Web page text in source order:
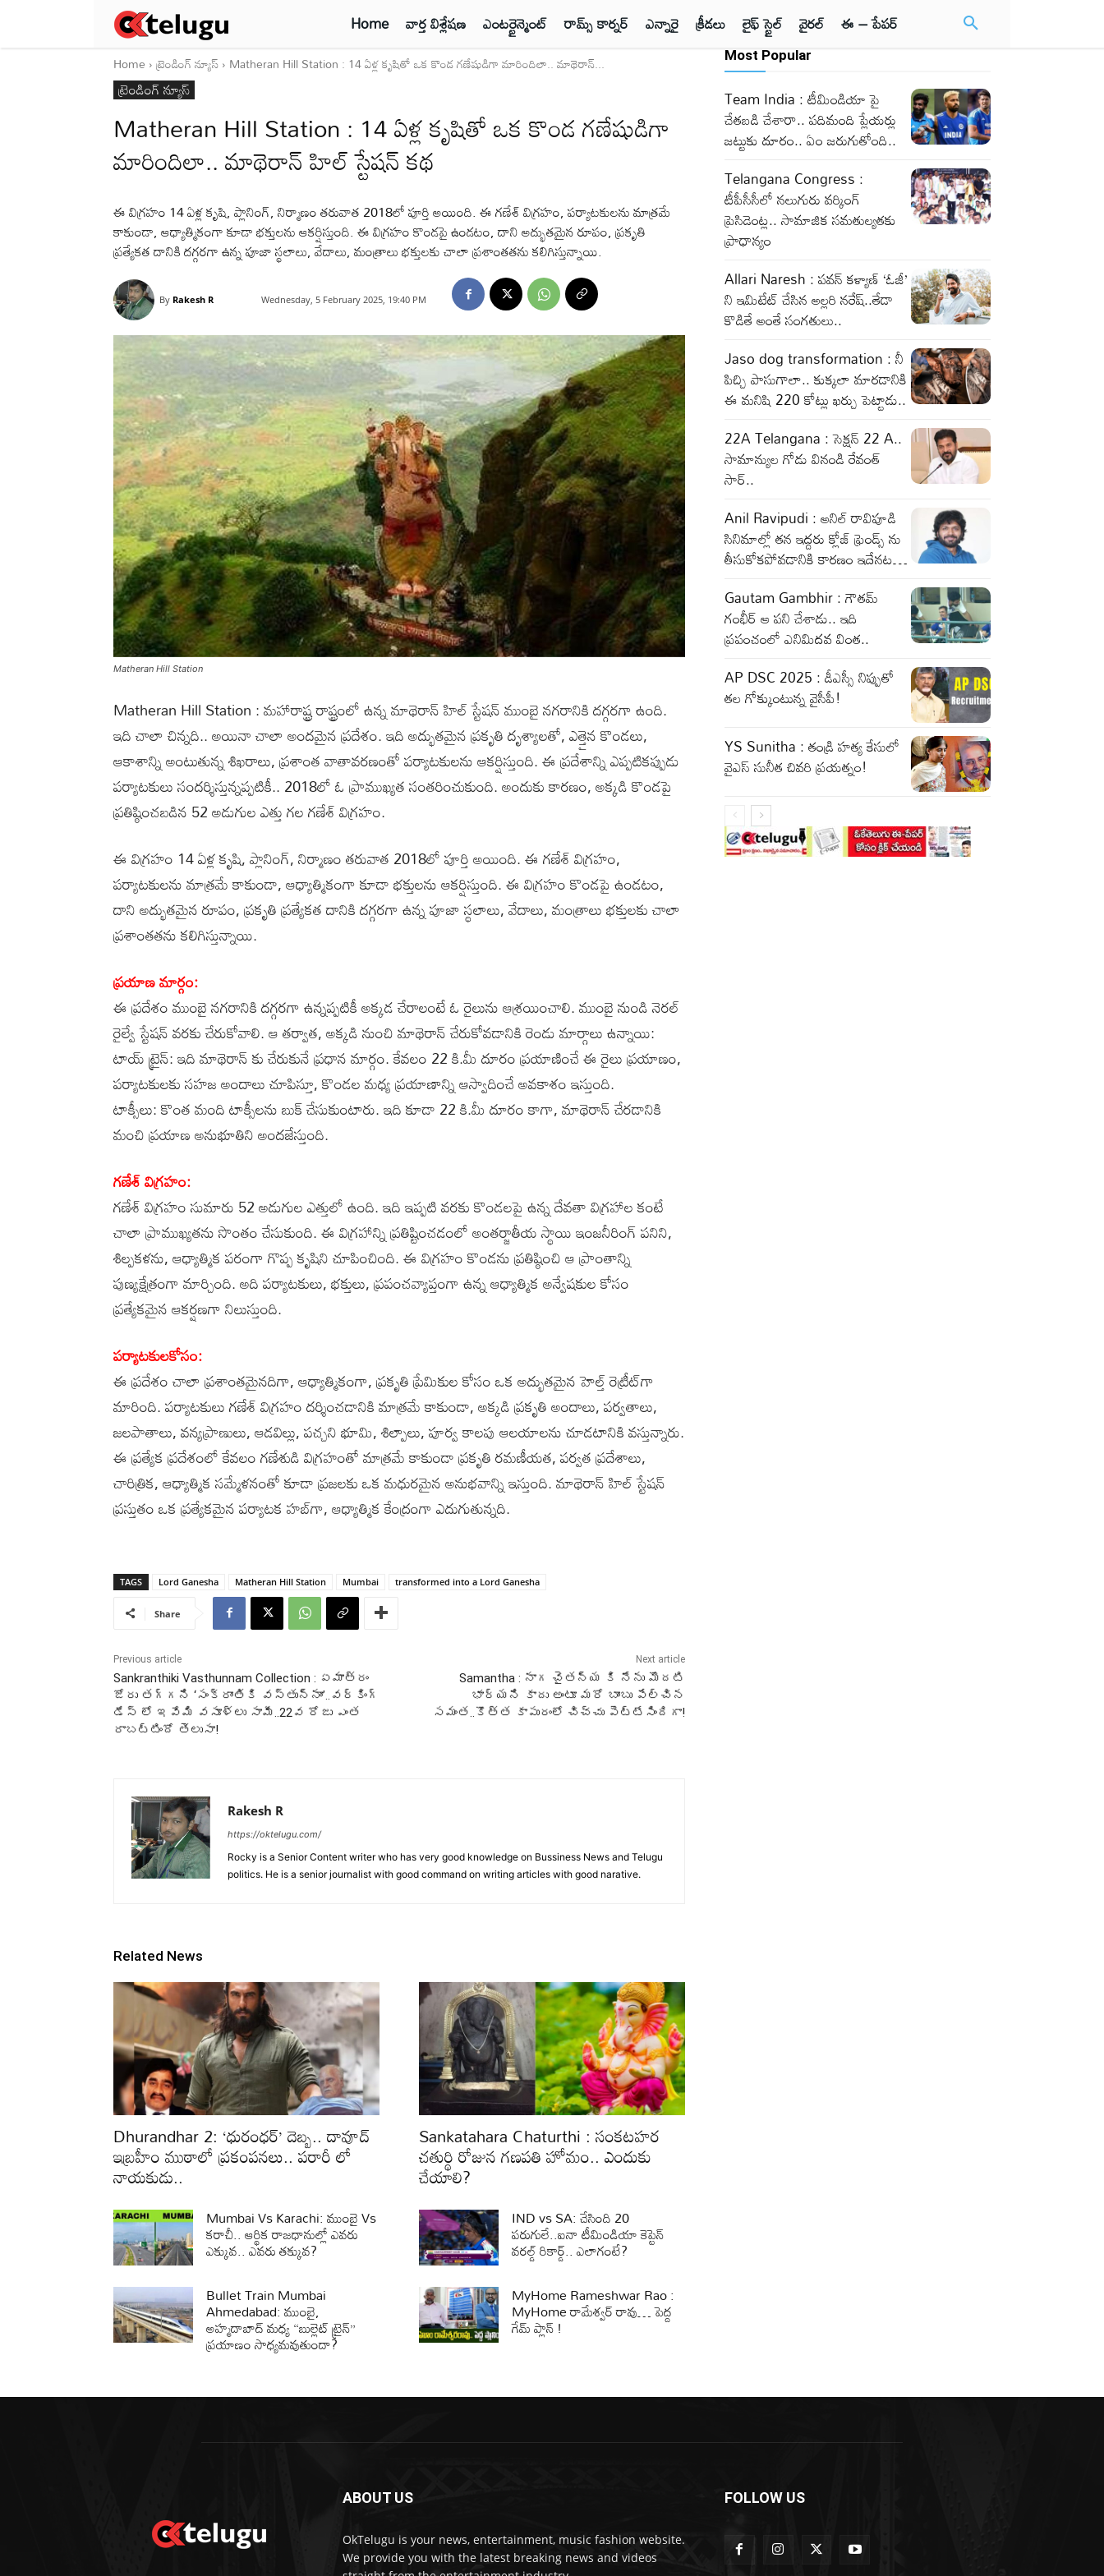
Home వార్త విశ్లేషణ ఎంటర్టైన్మెంట్ రామ్స్ కార్నర్ ఎన్నారై క్రీడలు లైఫ్ స్టైల్ వైరల్ ఈ – పేపర్
Home ట్రెండింగ్ న్యూస్ Matheran Hill Station : 14 ఏళ్ల కృషితో ఒక కొండ గణేషుడిగా మారిందిలా.. మాథెరాన్...
ట్రెండింగ్ న్యూస్
Matheran Hill Station : 14 ఏళ్ల కృషితో ఒక కొండ గణేషుడిగా
మారిందిలా.. మాథెరాన్ హిల్ స్టేషన్ కథ
ఈ విగ్రహం 14 ఏళ్ల కృషి, ప్లానింగ్, నిర్మాణం తరువాత 2018లో పూర్తి అయింది. ఈ గణేశ్ విగ్రహం, పర్యాటకులను మాత్రమే
కాకుండా, ఆధ్యాత్మికంగా కూడా భక్తులను ఆకర్షిస్తుంది. ఈ విగ్రహం కొండపై ఉండటం, దాని అద్భుతమైన రూపం, ప్రకృతి
ప్రత్యేకత దానికి దగ్గరగా ఉన్న పూజా స్థలాలు, వేదాలు, మంత్రాలు భక్తులకు చాలా ప్రశాంతతను కలిగిస్తున్నాయి.
By Rakesh R Wednesday, 5 February 2025, 19:40 PM
Matheran Hill Station
Matheran Hill Station : మహారాష్ట్ర రాష్ట్రంలో ఉన్న మాథెరాన్ హిల్ స్టేషన్ ముంబై నగరానికి దగ్గరగా ఉంది.
ఇది చాలా చిన్నది.. అయినా చాలా అందమైన ప్రదేశం. ఇది అద్భుతమైన ప్రకృతి దృశ్యాలతో, ఎత్తైన కొండలు,
ఆకాశాన్ని అంటుతున్న శిఖరాలు, ప్రశాంత వాతావరణంతో పర్యాటకులను ఆకర్షిస్తుంది. ఈ ప్రదేశాన్ని ఎప్పటికప్పుడు
పర్యాటకులు సందర్శిస్తున్నప్పటికీ.. 2018లో ఓ ప్రాముఖ్యత సంతరించుకుంది. అందుకు కారణం, అక్కడి కొండపై
ప్రతిష్ఠించబడిన 52 అడుగుల ఎత్తు గల గణేశ్ విగ్రహం.
ఈ విగ్రహం 14 ఏళ్ల కృషి, ప్లానింగ్, నిర్మాణం తరువాత 2018లో పూర్తి అయింది. ఈ గణేశ్ విగ్రహం,
పర్యాటకులను మాత్రమే కాకుండా, ఆధ్యాత్మికంగా కూడా భక్తులను ఆకర్షిస్తుంది. ఈ విగ్రహం కొండపై ఉండటం,
దాని అద్భుతమైన రూపం, ప్రకృతి ప్రత్యేకత దానికి దగ్గరగా ఉన్న పూజా స్థలాలు, వేదాలు, మంత్రాలు భక్తులకు చాలా
ప్రశాంతతను కలిగిస్తున్నాయి.
ప్రయాణ మార్గం:
ఈ ప్రదేశం ముంబై నగరానికి దగ్గరగా ఉన్నప్పటికీ అక్కడ చేరాలంటే ఓ రైలును ఆశ్రయించాలి. ముంబై నుండి నెరల్
రైల్వే స్టేషన్ వరకు చేరుకోవాలి. ఆ తర్వాత, అక్కడి నుంచి మాథెరాన్ చేరుకోవడానికి రెండు మార్గాలు ఉన్నాయి:
టాయ్ ట్రైన్: ఇది మాథెరాన్ కు చేరుకునే ప్రధాన మార్గం. కేవలం 22 కి.మీ దూరం ప్రయాణించే ఈ రైలు ప్రయాణం,
పర్యాటకులకు సహజ అందాలు చూపిస్తూ, కొండల మధ్య ప్రయాణాన్ని ఆస్వాదించే అవకాశం ఇస్తుంది.
టాక్సీలు: కొంత మంది టాక్సీలను బుక్ చేసుకుంటారు. ఇది కూడా 22 కి.మీ దూరం కాగా, మాథెరాన్ చేరడానికి
మంచి ప్రయాణ అనుభూతిని అందజేస్తుంది.
గణేశ్ విగ్రహం:
గణేశ్ విగ్రహం సుమారు 52 అడుగుల ఎత్తులో ఉంది. ఇది ఇప్పటి వరకు కొండలపై ఉన్న దేవతా విగ్రహాల కంటే
చాలా ప్రాముఖ్యతను సొంతం చేసుకుంది. ఈ విగ్రహాన్ని ప్రతిష్టించడంలో అంతర్జాతీయ స్థాయి ఇంజనీరింగ్ పనిని,
శిల్పకళను, ఆధ్యాత్మిక పరంగా గొప్ప కృషిని చూపించింది. ఈ విగ్రహం కొండను ప్రతిష్ఠించి ఆ ప్రాంతాన్ని
పుణ్యక్షేత్రంగా మార్చింది. అది పర్యాటకులు, భక్తులు, ప్రపంచవ్యాప్తంగా ఉన్న ఆధ్యాత్మిక అన్వేషకుల కోసం
ప్రత్యేకమైన ఆకర్షణగా నిలుస్తుంది.
పర్యాటకులకోసం:
ఈ ప్రదేశం చాలా ప్రశాంతమైనదిగా, ఆధ్యాత్మికంగా, ప్రకృతి ప్రేమికుల కోసం ఒక అద్భుతమైన హెల్త్ రెట్రీట్‌గా
మారింది. పర్యాటకులు గణేశ్ విగ్రహం దర్శించడానికి మాత్రమే కాకుండా, అక్కడి ప్రకృతి అందాలు, పర్వతాలు,
జలపాతాలు, వన్యప్రాణులు, ఆడవిల్లు, పచ్చని భూమి, శిల్పాలు, పూర్వ కాలపు ఆలయాలను చూడటానికి వస్తున్నారు.
ఈ ప్రత్యేక ప్రదేశంలో కేవలం గణేశుడి విగ్రహంతో మాత్రమే కాకుండా ప్రకృతి రమణీయత, పర్వత ప్రదేశాలు,
చారిత్రిక, ఆధ్యాత్మిక సమ్మేళనంతో కూడా ప్రజలకు ఒక మధురమైన అనుభవాన్ని ఇస్తుంది. మాథెరాన్ హిల్ స్టేషన్
ప్రస్తుతం ఒక ప్రత్యేకమైన పర్యాటక హబ్‌గా, ఆధ్యాత్మిక కేంద్రంగా ఎదుగుతున్నది.
TAGS Lord Ganesha Matheran Hill Station Mumbai transformed into a Lord Ganesha
Share
Previous article
Sankranthiki Vasthunnam Collection : ఏమాత్రం
జోరు తగ్గని ‘సంక్రాంతికి వస్తున్నాం’..వర్కింగ్
డేస్ లో ఇవేమి వసూళ్లు సామీ..22వ రోజు ఎంత
రాబట్టిందో తెలుసా!
Next article
Samantha : నాగ చైతన్య కి నేను మొదటి
భార్యని కాదు అంటూ మరో బాంబు పేల్చిన
సమంత..కొత్త కాపురంలో చిచ్చు పెట్టేసిందిగా!
Rakesh R
https://oktelugu.com/
Rocky is a Senior Content writer who has very good knowledge on Bussiness News and Telugu
politics. He is a senior journalist with good command on writing articles with good narative.
Related News
Dhurandhar 2: ‘ధురంధర్’ దెబ్బ.. దావూద్
ఇబ్రహీం ముఠాలో ప్రకంపనలు.. పరారీ లో
నాయకుడు..
Sankatahara Chaturthi : సంకటహర
చతుర్థి రోజున గణపతి హోమం.. ఎందుకు
చేయాలి?
Mumbai Vs Karachi: ముంబై Vs
కరాచీ.. ఆర్థిక రాజధానుల్లో ఎవరు
ఎక్కువ.. ఎవరు తక్కువ?
IND vs SA: చేసింది 20
పరుగులే..ఐనా టీమిండియా కెప్టెన్
వరల్డ్ రికార్డ్.. ఎలాగంటే?
Bullet Train Mumbai
Ahmedabad: ముంబై,
అహ్మదాబాద్ మధ్య “బుల్లెట్ ట్రైన్”
ప్రయాణం సాధ్యమవుతుందా?
MyHome Rameshwar Rao :
MyHome రామేశ్వర్ రావు… పెద్ద
గేమ్ ప్లాన్ !
Most Popular
Team India : టీమిండియా పై
చేతబడి చేశారా.. పదిమంది ప్లేయర్లు
జట్టుకు దూరం.. ఏం జరుగుతోంది..
Telangana Congress :
టీపీసీసీలో నలుగురు వర్కింగ్‌
ప్రెసిడెంట్ల.. సామాజిక సమతుల్యతకు
ప్రాధాన్యం
Allari Naresh : పవన్ కళ్యాణ్ ‘ఓజీ’
ని ఇమిటేట్ చేసిన అల్లరి నరేష్..తేడా
కొడితే అంతే సంగతులు..
Jaso dog transformation : నీ
పిచ్చి పాసుగాలా.. కుక్కలా మారడానికి
ఈ మనిషి 220 కోట్లు ఖర్చు పెట్టాడు..
22A Telangana : సెక్షన్ 22 A..
సామాన్యుల గోడు వినండి రేవంత్
సార్..
Anil Ravipudi : అనిల్ రావిపూడి
సినిమాల్లో తన ఇద్దరు క్లోజ్ ఫ్రెండ్స్ ను
తీసుకోకపోవడానికి కారణం ఇదేనట…
Gautam Gambhir : గౌతమ్
గంభీర్ ఆ పని చేశాడు.. ఇది
ప్రపంచంలో ఎనిమిదవ వింత..
AP DSC 2025 : డీఎస్సీ నిప్పుతో
తల గోక్కుంటున్న వైసీపీ!
YS Sunitha : తండ్రి హత్య కేసులో
వైఎస్ సునీత చివరి ప్రయత్నం!
ABOUT US
OkTelugu is your news, entertainment, music fashion website.
We provide you with the latest breaking news and videos
FOLLOW US